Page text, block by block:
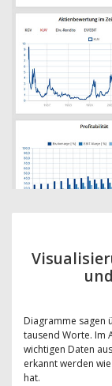
Diagramme sagen
tausend Worte. Im
wichtigen Daten
erkannt werden
hat.